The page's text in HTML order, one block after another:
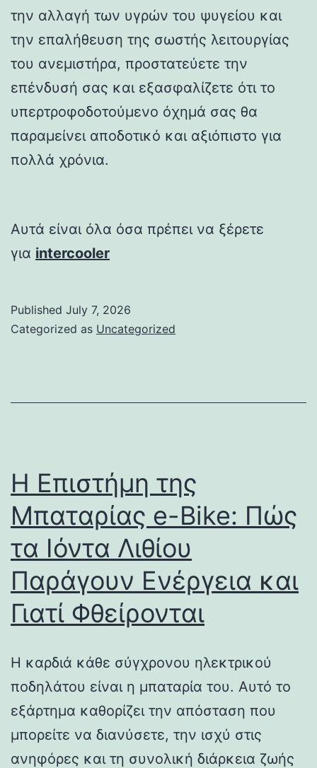
την αλλαγή των υγρών του ψυγείου και
την επαλήθευση της σωστής λειτουργίας
του ανεμιστήρα, προστατεύετε την
επένδυσή σας και εξασφαλίζετε ότι το
υπερτροφοδοτούμενο όχημά σας θα
παραμείνει αποδοτικό και αξιόπιστο για
πολλά χρόνια.
Αυτά είναι όλα όσα πρέπει να ξέρετε
για intercooler
Published July 7, 2026
Categorized as Uncategorized
Η Επιστήμη της
Μπαταρίας e-Bike: Πώς
τα Ιόντα Λιθίου
Παράγουν Ενέργεια και
Γιατί Φθείρονται
Η καρδιά κάθε σύγχρονου ηλεκτρικού
ποδηλάτου είναι η μπαταρία του. Αυτό το
εξάρτημα καθορίζει την απόσταση που
μπορείτε να διανύσετε, την ισχύ στις
ανηφόρες και τη συνολική διάρκεια ζωής